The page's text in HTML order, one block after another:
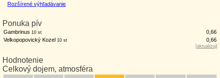
Rozšírené výhľadávanie
Ponuka pív
Gambrinus 10 st
0,66
Velkopopovický Kozel 10 st 0,66
[aktualizuj]
Hodnotenie
Celkový dojem, atmosféra